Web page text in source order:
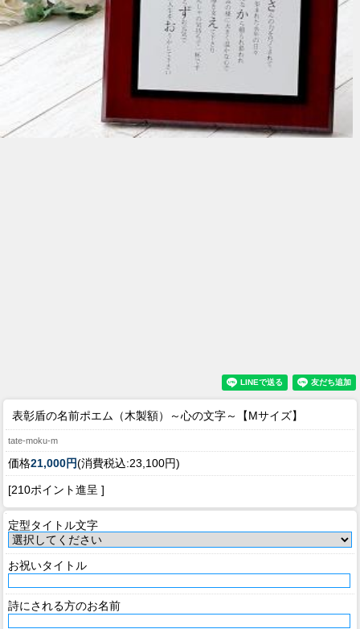
表彰盾の名前ポエム（木製額）～心の文字～【Mサイズ】
tate-moku-m
価格21,000円(消費税込:23,100円)
[210ポイント進呈 ]
定型タイトル文字
お祝いタイトル
詩にされる方のお名前